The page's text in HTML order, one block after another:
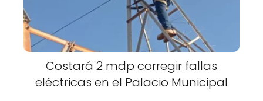
Costará 2 mdp corregir fallas
eléctricas en el Palacio Municipal